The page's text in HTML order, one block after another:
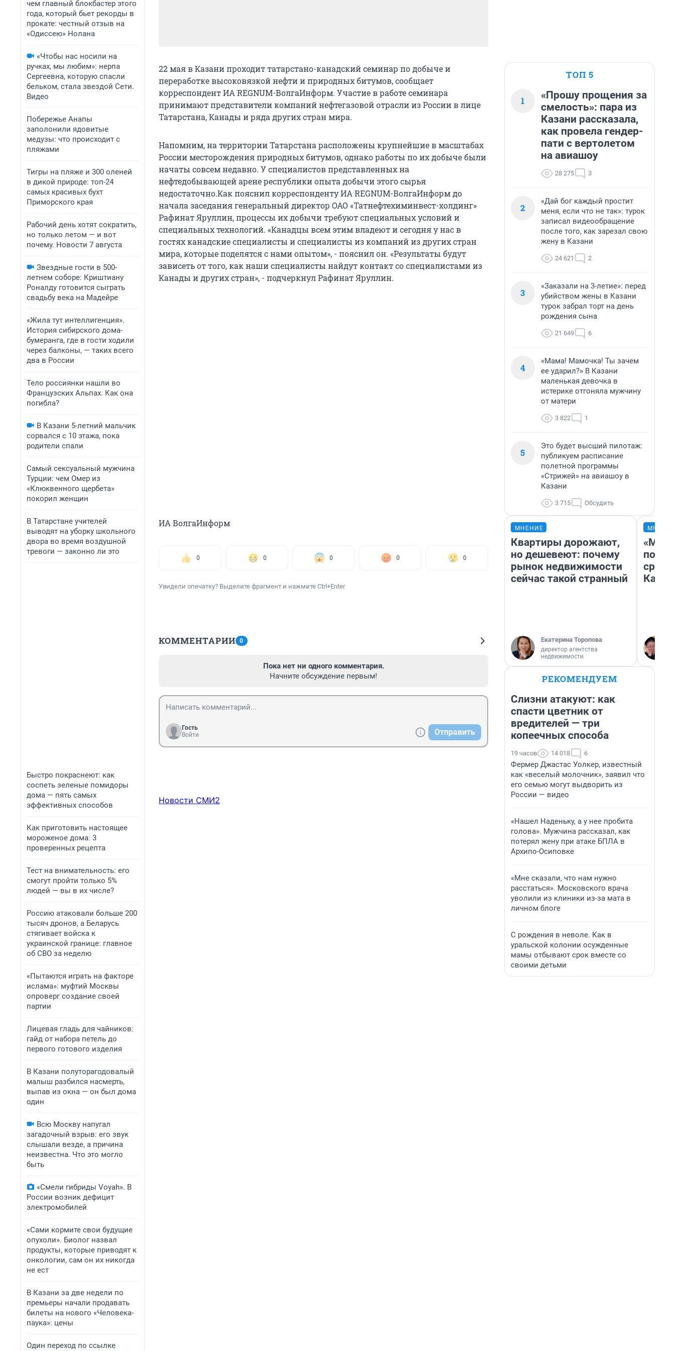
чем главный блокбастер этого
года, который бьет рекорды в
прокате: честный отзыв на
«Одиссею» Нолана
«Чтобы нас носили на
ручках, мы любим»: нерпа
Сергеевна, которую спасли
бельком, стала звездой Сети.
Видео
Побережье Анапы
заполонили ядовитые
медузы: что происходит с
пляжами
Тигры на пляже и 300 оленей
в дикой природе: топ-24
самых красивых бухт
Приморского края
Рабочий день хотят сократить,
но только летом — и вот
почему. Новости 7 августа
Звездные гости в 500-
летнем соборе: Криштиану
Роналду готовится сыграть
свадьбу века на Мадейре
«Жила тут интеллигенция».
История сибирского дома-
бумеранга, где в гости ходили
через балконы, — таких всего
два в России
Тело россиянки нашли во
Французских Альпах. Как она
погибла?
В Казани 5-летний мальчик
сорвался с 10 этажа, пока
родители спали
Самый сексуальный мужчина
Турции: чем Омер из
«Клюквенного щербета»
покорил женщин
В Татарстане учителей
выводят на уборку школьного
двора во время воздушной
тревоги — законно ли это
Быстро покраснеют: как
соспеть зеленые помидоры
дома — пять самых
эффективных способов
Как приготовить настоящее
мороженое дома: 3
проверенных рецепта
Тест на внимательность: его
смогут пройти только 5%
людей — вы в их числе?
Россию атаковали больше 200
тысяч дронов, а Беларусь
стягивает войска к
украинской границе: главное
об СВО за неделю
«Пытаются играть на факторе
ислама»: муфтий Москвы
опроверг создание своей
партии
Лицевая гладь для чайников:
гайд от набора петель до
первого готового изделия
В Казани полуторагодовалый
малыш разбился насмерть,
выпав из окна — он был дома
один
Всю Москву напугал
загадочный взрыв: его звук
слышали везде, а причина
неизвестна. Что это могло
быть
«Смели гибриды Voyah». В
России возник дефицит
электромобилей
«Сами кормите свои будущие
опухоли». Биолог назвал
продукты, которые приводят к
онкологии, сам он их никогда
не ест
В Казани за две недели по
премьеры начали продавать
билеты на нового «Человека-
паука»: цены
Один переход по ссылке
22 мая в Казани проходит татарстано-канадский семинар по добыче и
переработке высоковязкой нефти и природных битумов, сообщает
корреспондент ИА REGNUM-ВолгаИнформ. Участие в работе семинара
принимают представители компаний нефтегазовой отрасли из России в лице
Татарстана, Канады и ряда других стран мира.
Напомним, на территории Татарстана расположены крупнейшие в масштабах
России месторождения природных битумов, однако работы по их добыче были
начаты совсем недавно. У специалистов представленных на
нефтедобывающей арене республики опыта добычи этого сырья
недостаточно.Как пояснил корреспонденту ИА REGNUM-ВолгаИнформ до
начала заседания генеральный директор ОАО «Татнефтехиминвест-холдинг»
Рафинат Яруллин, процессы их добычи требуют специальных условий и
специальных технологий. «Канадцы всем этим владеют и сегодня у нас в
гостях канадские специалисты и специалисты из компаний из других стран
мира, которые поделятся с нами опытом», - пояснил он. «Результаты будут
зависеть от того, как наши специалисты найдут контакт со специалистами из
Канады и других стран», - подчеркнул Рафинат Яруллин.
ИА ВолгаИнформ
0 0 0 0 0
Увидели опечатку? Выделите фрагмент и нажмите Ctrl+Enter
КОММЕНТАРИИ 0
Пока нет ни одного комментария.
Начните обсуждение первым!
Гость
Войти
Отправить
Новости СМИ2
ТОП 5
1
«Прошу прощения за
смелость»: пара из
Казани рассказала,
как провела гендер-
пати с вертолетом
на авиашоу
28 275 3
2
«Дай бог каждый простит
меня, если что не так»: турок
записал видеообращение
после того, как зарезал свою
жену в Казани
24 621 2
3
«Заказали на 3-летие»: перед
убийством жены в Казани
турок забрал торт на день
рождения сына
21 649 6
4
«Мама! Мамочка! Ты зачем
ее ударил?» В Казани
маленькая девочка в
истерике отгоняла мужчину
от матери
3 822 1
5
Это будет высший пилотаж:
публикуем расписание
полетной программы
«Стрижей» на авиашоу в
Казани
3 715 Обсудить
МНЕНИЕ
Квартиры дорожают,
но дешевеют: почему
рынок недвижимости
сейчас такой странный
Екатерина Торопова
директор агентства
недвижимости
РЕКОМЕНДУЕМ
Слизни атакуют: как
спасти цветник от
вредителей — три
копеечных способа
19 часов 14 018 6
Фермер Джастас Уолкер, известный
как «веселый молочник», заявил что
его семью могут выдворить из
России — видео
«Нашел Наденьку, а у нее пробита
голова». Мужчина рассказал, как
потерял жену при атаке БПЛА в
Архипо-Осиповке
«Мне сказали, что нам нужно
расстаться». Московского врача
уволили из клиники из-за мата в
личном блоге
С рождения в неволе. Как в
уральской колонии осужденные
мамы отбывают срок вместе со
своими детьми